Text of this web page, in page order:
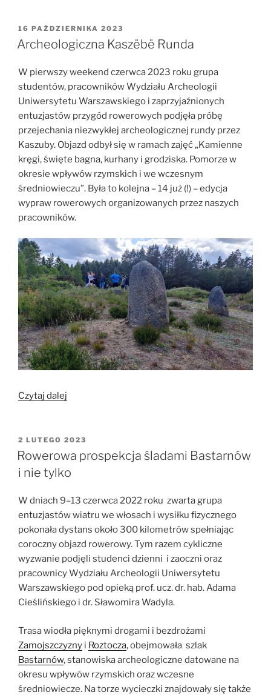
kwarantannie”
–
1”
OPUBLIKOWANE
W
16 PAŹDZIERNIKA 2023
Archeologiczna Kaszëbë Runda
W pierwszy weekend czerwca 2023 roku grupa
studentów, pracowników Wydziału Archeologii
Uniwersytetu Warszawskiego i zaprzyjaźnionych
entuzjastów przygód rowerowych podjęła próbę
przejechania niezwykłej archeologicznej rundy przez
Kaszuby. Objazd odbył się w ramach zajęć „Kamienne
kręgi, święte bagna, kurhany i grodziska. Pomorze w
okresie wpływów rzymskich i we wczesnym
średniowieczu”. Była to kolejna – 14 już (!) – edycja
wypraw rowerowych organizowanych przez naszych
pracowników.
Czytaj dalej
OPUBLIKOWANE
W
2 LUTEGO 2023
Rowerowa prospekcja śladami Bastarnów
i nie tylko
W dniach 9–13 czerwca 2022 roku zwarta grupa
entuzjastów wiatru we włosach i wysiłku fizycznego
pokonała dystans około 300 kilometrów spełniając
coroczny objazd rowerowy. Tym razem cykliczne
wyzwanie podjęli studenci dzienni i zaoczni oraz
pracownicy Wydziału Archeologii Uniwersytetu
Warszawskiego pod opieką prof. ucz. dr. hab. Adama
Cieślińskiego i dr. Sławomira Wadyla.
Trasa wiodła pięknymi drogami i bezdrożami
Zamojszczyzny i Roztocza, obejmowała szlak
Bastarnów, stanowiska archeologiczne datowane na
okresu wpływów rzymskich oraz wczesne
średniowiecze. Na torze wycieczki znajdowały się także